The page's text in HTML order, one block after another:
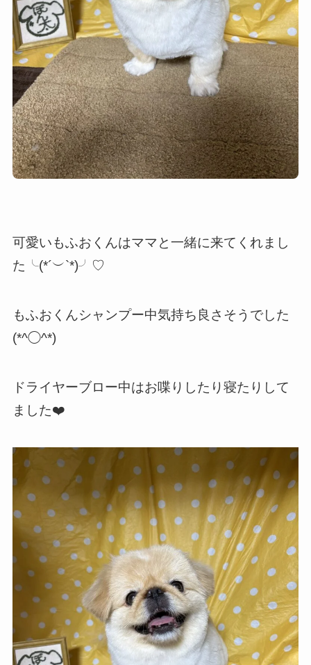
可愛いもふおくんはママと一緒に来てくれまし
た╰(*´︶`*)╯♡
もふおくんシャンプー中気持ち良さそうでした
(*^◯^*)
ドライヤーブロー中はお喋りしたり寝たりして
ました❤️